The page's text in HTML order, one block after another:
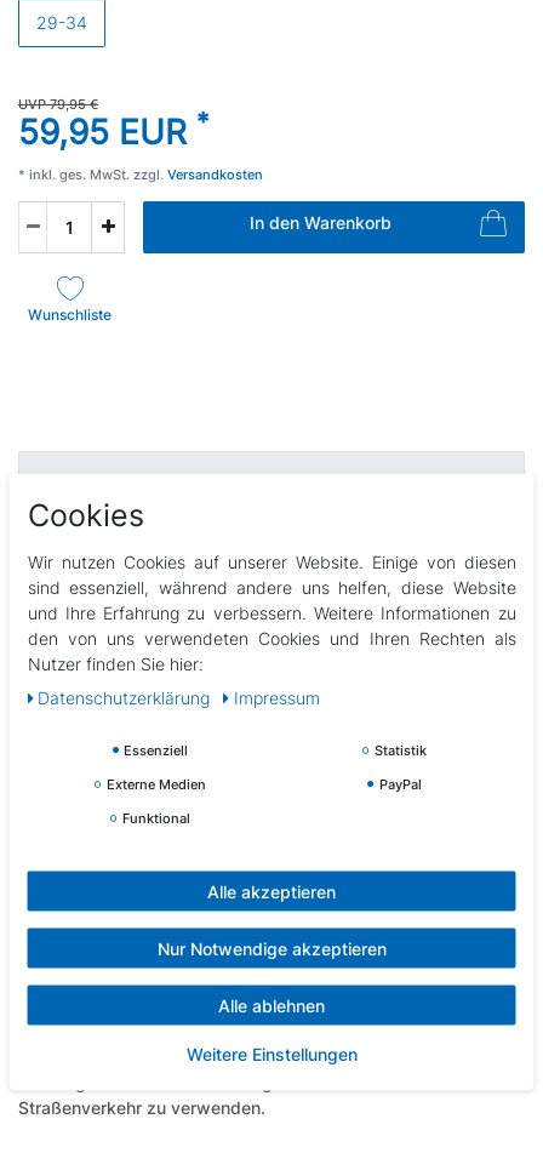
29-34
UVP 79,95 €
59,95 EUR *
* inkl. ges. MwSt. zzgl. Versandkosten
In den Warenkorb
Wunschliste
Technische Daten
Weitere Details
EU-Verantwortlicher
Breite anpassbar. Dadurch wird ein einseitiger Druck auf den
Ein ABEC 5 Carbon-Kugellager und PU-Rollen leisten eine
optimale Kraftübertragung. Semi Softboots bieten einen sehr
hohen Tragekomfort. Quick Lace Schnellschnürsystem,
Powerstrap und Verschlussschnallen sorgen für einen
Straßenverkehr zu verwenden.
Cookies
Wir nutzen Cookies auf unserer Website. Einige von diesen
sind essenziell, während andere uns helfen, diese Website
und Ihre Erfahrung zu verbessern. Weitere Informationen zu
den von uns verwendeten Cookies und Ihren Rechten als
Nutzer finden Sie hier:
Daten­schutz­erklärung
Impressum
Essenziell
Statistik
Externe Medien
PayPal
Funktional
Alle akzeptieren
Nur Notwendige akzeptieren
Alle ablehnen
Weitere Einstellungen